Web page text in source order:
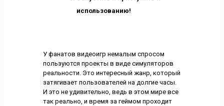
использованию!
У фанатов видеоигр немалым спросом
пользуются проекты в виде симуляторов
реальности. Это интересный жанр, который
затягивает пользователей на долгие часы.
И это не удивительно, ведь в этом мире все
так реально, и время за геймом проходит